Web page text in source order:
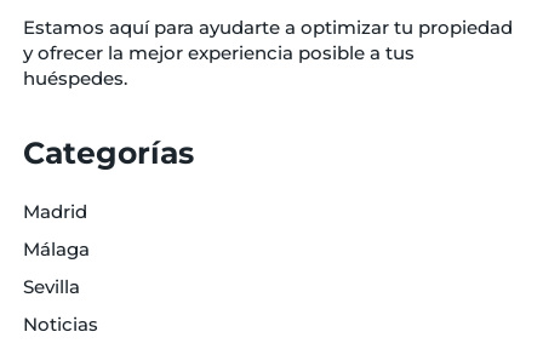
Estamos aquí para ayudarte a optimizar tu propiedad
y ofrecer la mejor experiencia posible a tus
huéspedes.
Categorías
Madrid
Málaga
Sevilla
Noticias